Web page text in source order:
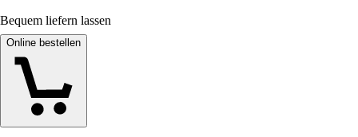
Bequem liefern lassen
Online bestellen